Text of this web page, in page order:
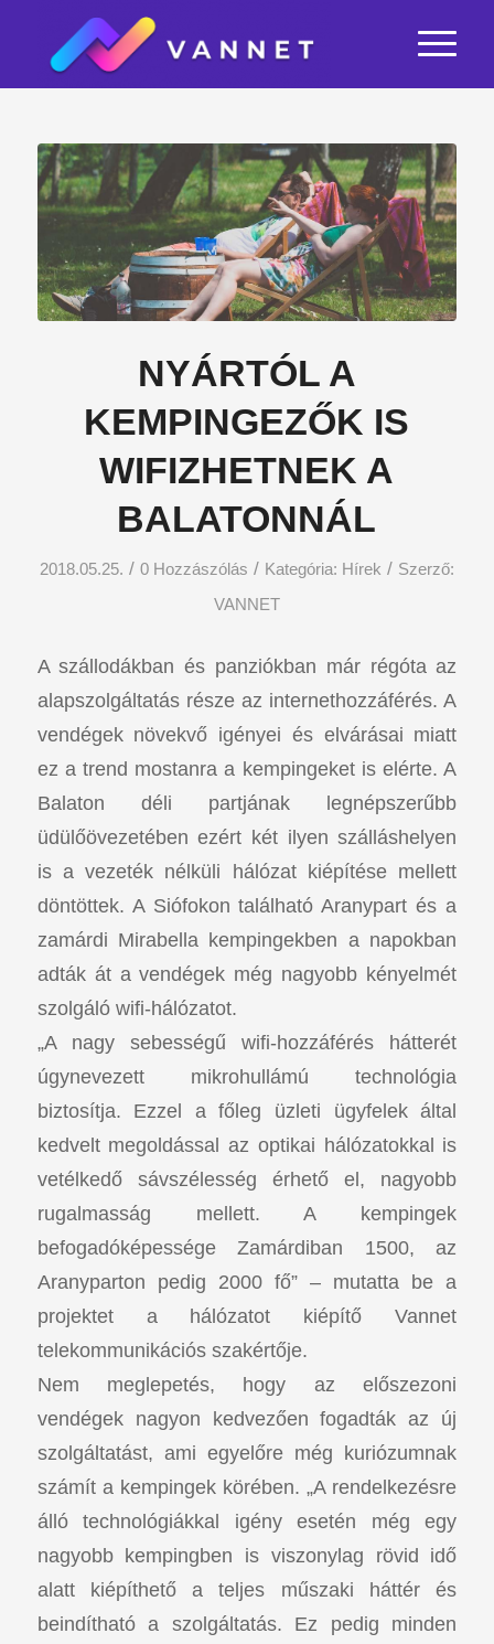
NYÁRTÓL A
KEMPINGEZŐK IS
WIFIZHETNEK A
BALATONNÁL
2018.05.25. / 0 Hozzászólás / Kategória: Hírek / Szerző:
VANNET
A szállodákban és panziókban már régóta az
alapszolgáltatás része az internethozzáférés. A
vendégek növekvő igényei és elvárásai miatt
ez a trend mostanra a kempingeket is elérte. A
Balaton déli partjának legnépszerűbb
üdülőövezetében ezért két ilyen szálláshelyen
is a vezeték nélküli hálózat kiépítése mellett
döntöttek. A Siófokon található Aranypart és a
zamárdi Mirabella kempingekben a napokban
adták át a vendégek még nagyobb kényelmét
szolgáló wifi-hálózatot.
„A nagy sebességű wifi-hozzáférés hátterét
úgynevezett mikrohullámú technológia
biztosítja. Ezzel a főleg üzleti ügyfelek által
kedvelt megoldással az optikai hálózatokkal is
vetélkedő sávszélesség érhető el, nagyobb
rugalmasság mellett. A kempingek
befogadóképessége Zamárdiban 1500, az
Aranyparton pedig 2000 fő” – mutatta be a
projektet a hálózatot kiépítő Vannet
telekommunikációs szakértője.
Nem meglepetés, hogy az előszezoni
vendégek nagyon kedvezően fogadták az új
szolgáltatást, ami egyelőre még kuriózumnak
számít a kempingek körében. „A rendelkezésre
álló technológiákkal igény esetén még egy
nagyobb kempingben is viszonylag rövid idő
alatt kiépíthető a teljes műszaki háttér és
beindítható a szolgáltatás. Ez pedig minden